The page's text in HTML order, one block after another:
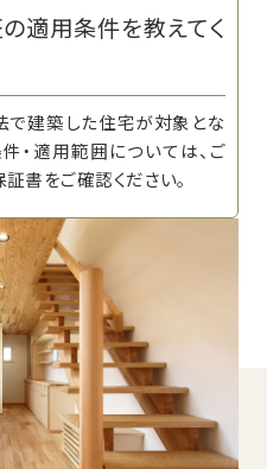
適用条件を教えてく
で建築した住宅が対象とな
・適用範囲については、ご
書をご確認ください。